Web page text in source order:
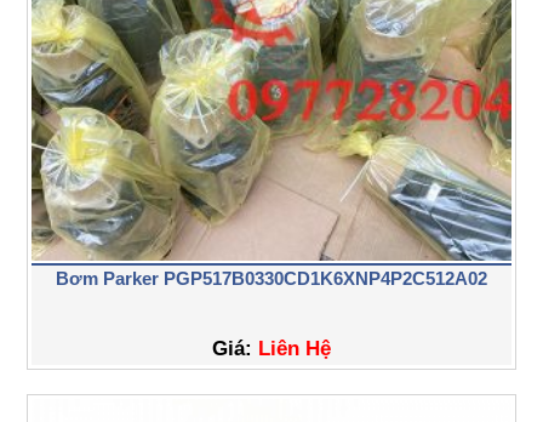
Bơm Parker PGP517B0330CD1K6XNP4P2C512A02
Giá: Liên Hệ